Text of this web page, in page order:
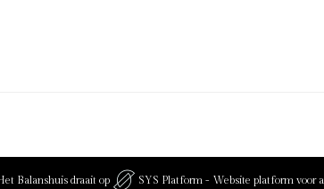
Balanshuis draait op SYS Platform - Website platform voor